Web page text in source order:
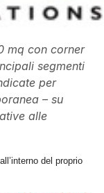
mq con corner
segmenti
per
– su
alle
del proprio